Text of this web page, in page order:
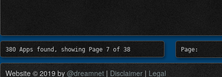
380 Apps found, showing Page 7 of 38 Page:
Website © 2019 by@dreamnet | Disclaimer | Legal